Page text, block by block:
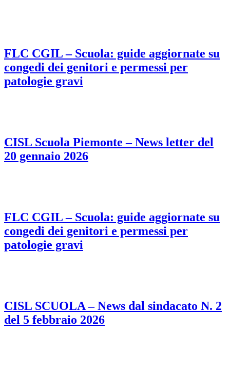
FLC CGIL – Scuola: guide aggiornate su
congedi dei genitori e permessi per
patologie gravi
CISL Scuola Piemonte – News letter del
20 gennaio 2026
FLC CGIL – Scuola: guide aggiornate su
congedi dei genitori e permessi per
patologie gravi
CISL SCUOLA – News dal sindacato N. 2
del 5 febbraio 2026